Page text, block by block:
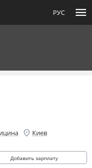
РУС menu
location_on Киев
Добавить зарплату